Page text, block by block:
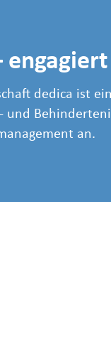
dedica ist
und
an.